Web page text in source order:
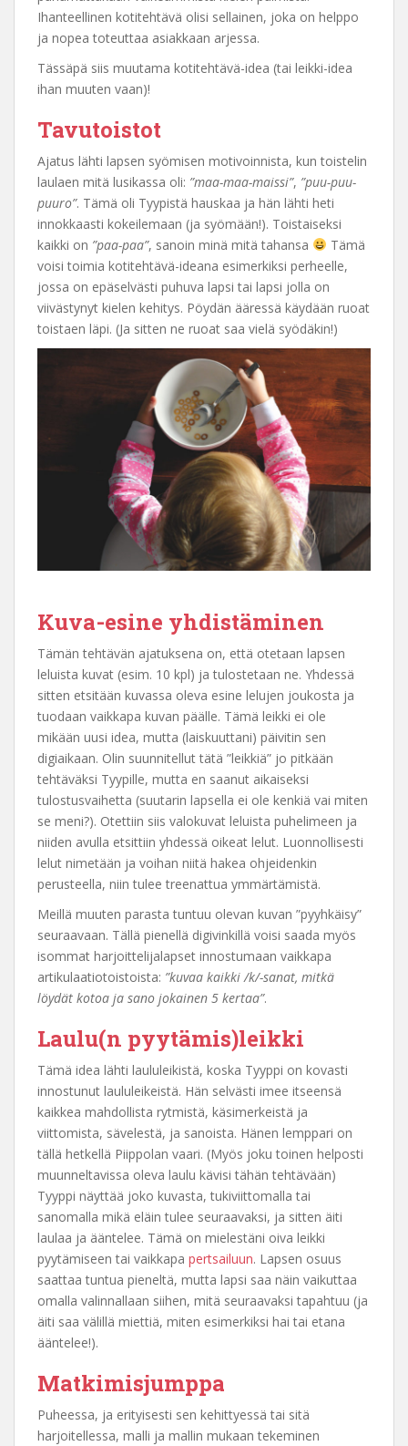
Ihanteellinen kotitehtävä olisi sellainen, joka on helppo
ja nopea toteuttaa asiakkaan arjessa.
Tässäpä siis muutama kotitehtävä-idea (tai leikki-idea
ihan muuten vaan)!
Tavutoistot
Ajatus lähti lapsen syömisen motivoinnista, kun toistelin
laulaen mitä lusikassa oli: ”maa-maa-maissi”, ”puu-puu-
puuro”. Tämä oli Tyypistä hauskaa ja hän lähti heti
innokkaasti kokeilemaan (ja syömään!). Toistaiseksi
kaikki on ”paa-paa”, sanoin minä mitä tahansa
Tämä
voisi toimia kotitehtävä-ideana esimerkiksi perheelle,
jossa on epäselvästi puhuva lapsi tai lapsi jolla on
viivästynyt kielen kehitys. Pöydän ääressä käydään ruoat
toistaen läpi. (Ja sitten ne ruoat saa vielä syödäkin!)
Kuva-esine yhdistäminen
Tämän tehtävän ajatuksena on, että otetaan lapsen
leluista kuvat (esim. 10 kpl) ja tulostetaan ne. Yhdessä
sitten etsitään kuvassa oleva esine lelujen joukosta ja
tuodaan vaikkapa kuvan päälle. Tämä leikki ei ole
mikään uusi idea, mutta (laiskuuttani) päivitin sen
digiaikaan. Olin suunnitellut tätä ”leikkiä” jo pitkään
tehtäväksi Tyypille, mutta en saanut aikaiseksi
tulostusvaihetta (suutarin lapsella ei ole kenkiä vai miten
se meni?). Otettiin siis valokuvat leluista puhelimeen ja
niiden avulla etsittiin yhdessä oikeat lelut. Luonnollisesti
lelut nimetään ja voihan niitä hakea ohjeidenkin
perusteella, niin tulee treenattua ymmärtämistä.
Meillä muuten parasta tuntuu olevan kuvan ”pyyhkäisy”
seuraavaan. Tällä pienellä digivinkillä voisi saada myös
isommat harjoittelijalapset innostumaan vaikkapa
artikulaatiotoistoista: ”kuvaa kaikki /k/-sanat, mitkä
löydät kotoa ja sano jokainen 5 kertaa”.
Laulu(n pyytämis)leikki
Tämä idea lähti laululeikistä, koska Tyyppi on kovasti
innostunut laululeikeistä. Hän selvästi imee itseensä
kaikkea mahdollista rytmistä, käsimerkeistä ja
viittomista, sävelestä, ja sanoista. Hänen lemppari on
tällä hetkellä Piippolan vaari. (Myös joku toinen helposti
muunneltavissa oleva laulu kävisi tähän tehtävään)
Tyyppi näyttää joko kuvasta, tukiviittomalla tai
sanomalla mikä eläin tulee seuraavaksi, ja sitten äiti
laulaa ja ääntelee. Tämä on mielestäni oiva leikki
pyytämiseen tai vaikkapa pertsailuun. Lapsen osuus
saattaa tuntua pieneltä, mutta lapsi saa näin vaikuttaa
omalla valinnallaan siihen, mitä seuraavaksi tapahtuu (ja
äiti saa välillä miettiä, miten esimerkiksi hai tai etana
ääntelee!).
Matkimisjumppa
Puheessa, ja erityisesti sen kehittyessä tai sitä
harjoitellessa, malli ja mallin mukaan tekeminen